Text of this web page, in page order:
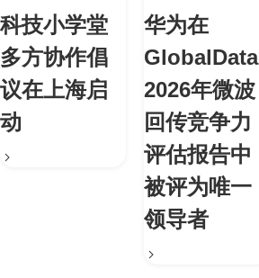
科技小学堂
多方协作倡
议在上海启
动
华为在
GlobalData
2026年微波
回传竞争力
评估报告中
被评为唯一
领导者